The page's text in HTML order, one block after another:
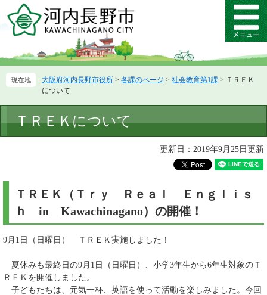
ー
先
ニ
を
て
メ
ニ
ー
大阪府河内長野市役所 > 各課のページ > 社会教育第1課 > ＴＲＥＫ
について
文
ＴＲＥＫについて
更新日：2019年9月25日更新
ＴＲＥＫ（Ｔｒｙ Ｒｅａｌ Ｅｎｇｌｉｓ
ｈ in Kawachinagano）の開催！
9月1日（日曜日） ＴＲＥＫ実施しました！
夏休みも最終日の9月1日（日曜日）、小学3年生から6年生対象のＴ
ＲＥＫを開催しました。
子どもたちは、元気一杯、英語を使って活動を楽しみました。今回